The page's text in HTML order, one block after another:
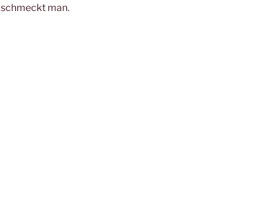
schmeckt man.